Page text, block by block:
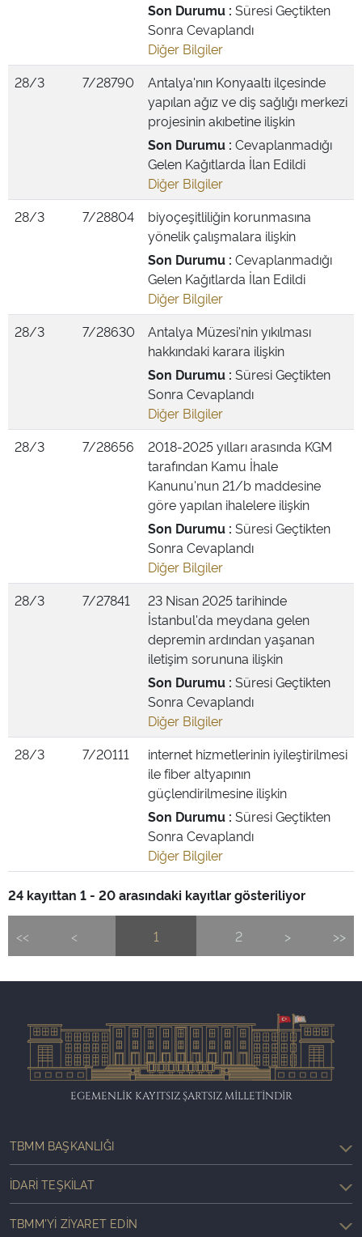
Son Durumu : Süresi Geçtikten
Sonra Cevaplandı
Diğer Bilgiler
28/3
7/28790
Antalya'nın Konyaaltı ilçesinde
yapılan ağız ve diş sağlığı merkezi
projesinin akıbetine ilişkin
Son Durumu : Cevaplanmadığı
Gelen Kağıtlarda İlan Edildi
Diğer Bilgiler
28/3
7/28804
biyoçeşitliliğin korunmasına
yönelik çalışmalara ilişkin
Son Durumu : Cevaplanmadığı
Gelen Kağıtlarda İlan Edildi
Diğer Bilgiler
28/3
7/28630
Antalya Müzesi'nin yıkılması
hakkındaki karara ilişkin
Son Durumu : Süresi Geçtikten
Sonra Cevaplandı
Diğer Bilgiler
28/3
7/28656
2018-2025 yılları arasında KGM
tarafından Kamu İhale
Kanunu'nun 21/b maddesine
göre yapılan ihalelere ilişkin
Son Durumu : Süresi Geçtikten
Sonra Cevaplandı
Diğer Bilgiler
28/3
7/27841
23 Nisan 2025 tarihinde
İstanbul'da meydana gelen
depremin ardından yaşanan
iletişim sorununa ilişkin
Son Durumu : Süresi Geçtikten
Sonra Cevaplandı
Diğer Bilgiler
28/3
7/20111
internet hizmetlerinin iyileştirilmesi
ile fiber altyapının
güçlendirilmesine ilişkin
Son Durumu : Süresi Geçtikten
Sonra Cevaplandı
Diğer Bilgiler
24 kayıttan 1 - 20 arasındaki kayıtlar gösteriliyor
<< < 1 2 > >>
EGEMENLİK KAYITSIZ ŞARTSIZ MİLLETİNDİR
TBMM BAŞKANLIĞI
İDARI TEŞKILAT
TBMM'YI ZIYARET EDIN